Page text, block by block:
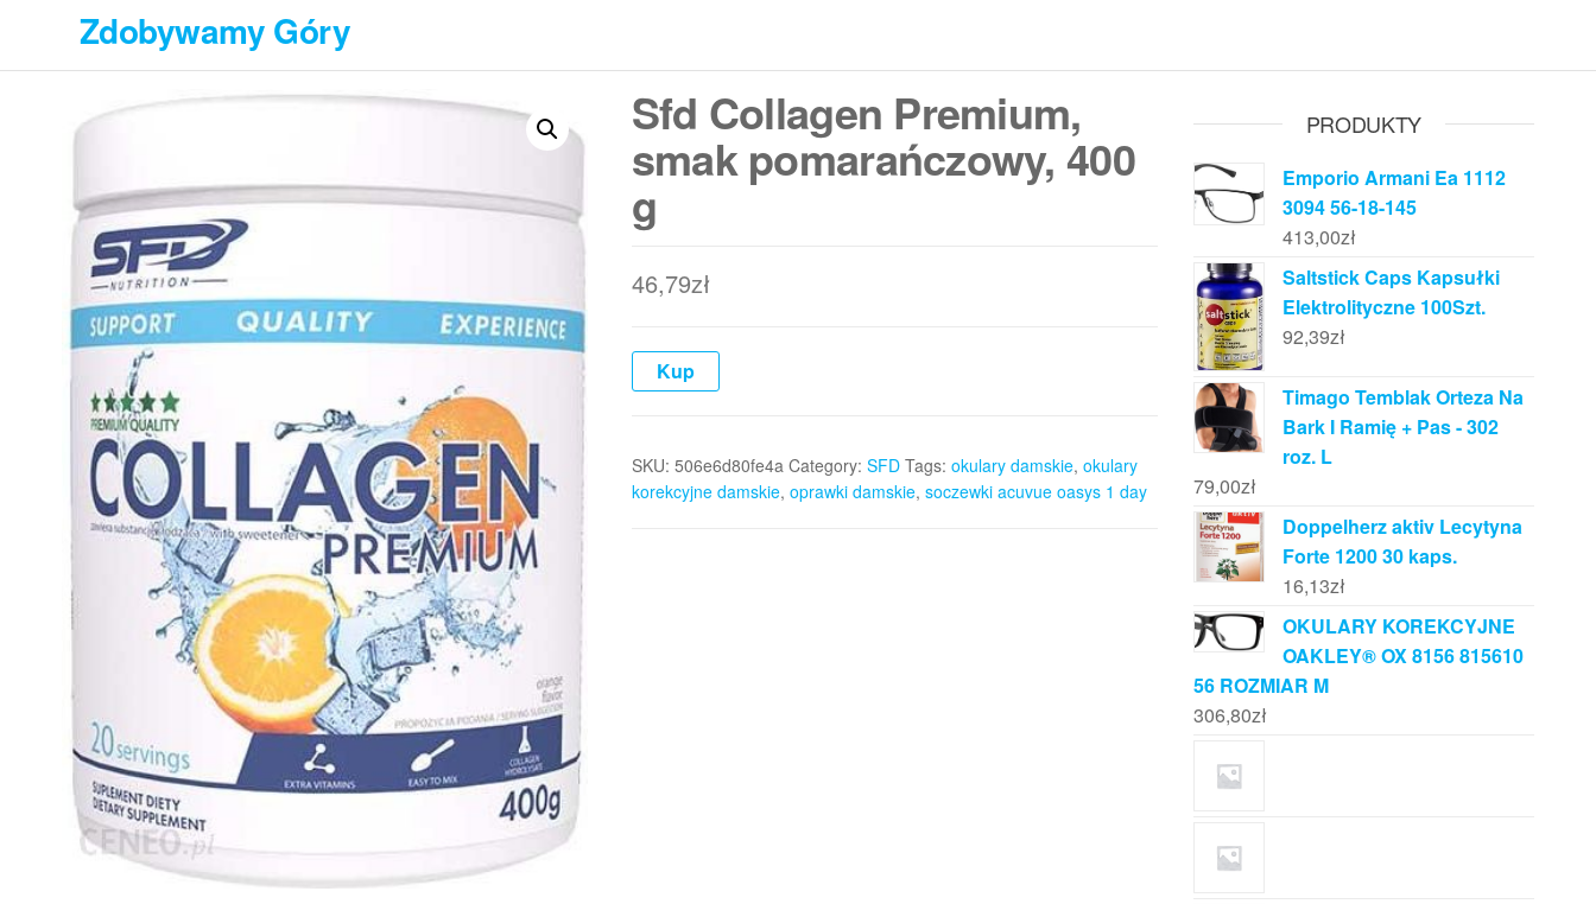
treści
Zdobywamy Góry
Sfd Collagen Premium,
smak pomarańczowy, 400
g
46,79zł
Kup
SKU: 506e6d80fe4a Category: SFD Tags: okulary damskie, okulary
korekcyjne damskie, oprawki damskie, soczewki acuvue oasys 1 day
PRODUKTY
Emporio Armani Ea 1112
3094 56-18-145
413,00zł
Saltstick Caps Kapsułki
Elektrolityczne 100Szt.
92,39zł
Timago Temblak Orteza Na
Bark I Ramię + Pas - 302
roz. L
79,00zł
Doppelherz aktiv Lecytyna
Forte 1200 30 kaps.
16,13zł
OKULARY KOREKCYJNE
OAKLEY® OX 8156 815610
56 ROZMIAR M
306,80zł